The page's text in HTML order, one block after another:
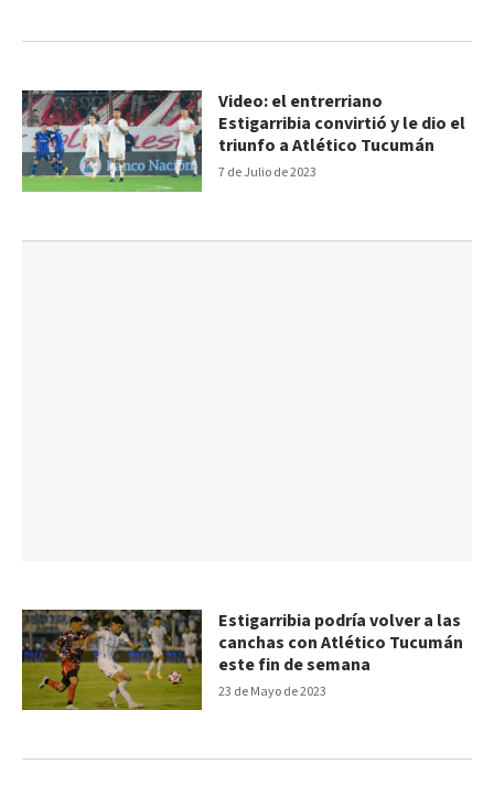
7 de Julio de 2023
Video: el entrerriano
Estigarribia convirtió y le dio el
triunfo a Atlético Tucumán
23 de Mayo de 2023
Estigarribia podría volver a las
canchas con Atlético Tucumán
este fin de semana